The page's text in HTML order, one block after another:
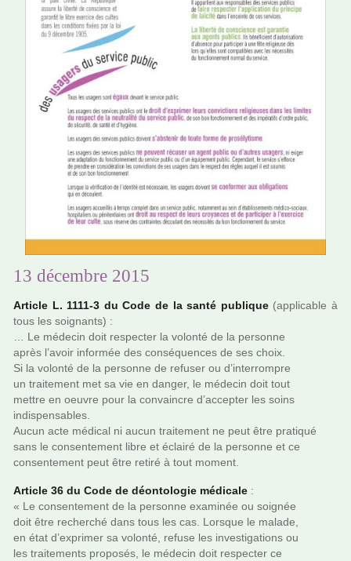
13 décembre 2015
Article L. 1111-3 du Code de la santé publi­que (appli­ca­ble à
tous les soi­gnants) :
… Le méde­cin doit res­pec­ter la volonté de la per­sonne
après l’avoir infor­mée des consé­quen­ces de ses choix.
Si la volonté de la per­sonne de refu­ser ou d’inter­rom­pre
un trai­te­ment met sa vie en danger, le méde­cin doit tout
mettre en oeuvre pour la convain­cre d’accep­ter les soins
indis­pen­sa­bles.
Aucun acte médi­cal ni aucun trai­te­ment ne peut être pra­ti­qué
sans le consen­te­ment libre et éclairé de la per­sonne et ce
consen­te­ment peut être retiré à tout moment.
Article 36 du Code de déon­to­lo­gie médi­cale :
« Le consen­te­ment de la per­sonne exa­mi­née ou soi­gnée
doit être recher­ché dans tous les cas. Lorsque le malade,
en état d’expri­mer sa volonté, refuse les inves­ti­ga­tions ou
les trai­te­ments pro­po­sés, le méde­cin doit res­pec­ter ce